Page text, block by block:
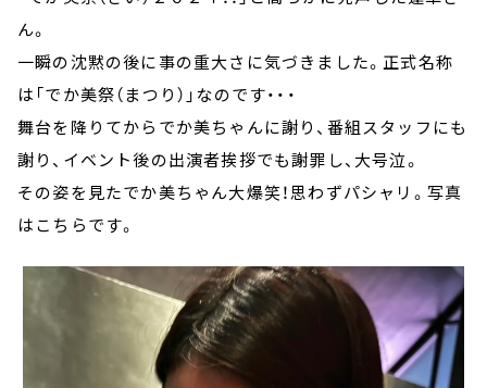
ん。
一瞬の沈黙の後に事の重大さに気づきました。正式名称
は「でか美祭（まつり）」なのです・・・
舞台を降りてからでか美ちゃんに謝り、番組スタッフにも
謝り、イベント後の出演者挨拶でも謝罪し、大号泣。
その姿を見たでか美ちゃん大爆笑！思わずパシャリ。写真
はこちらです。